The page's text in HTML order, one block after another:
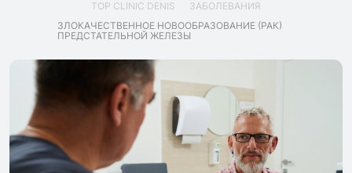
TOP CLINIC DENIS
ЗАБОЛЕВАНИЯ
ЗЛОКАЧЕСТВЕННОЕ НОВООБРАЗОВАНИЕ (РАК)
ПРЕДСТАТЕЛЬНОЙ ЖЕЛЕЗЫ